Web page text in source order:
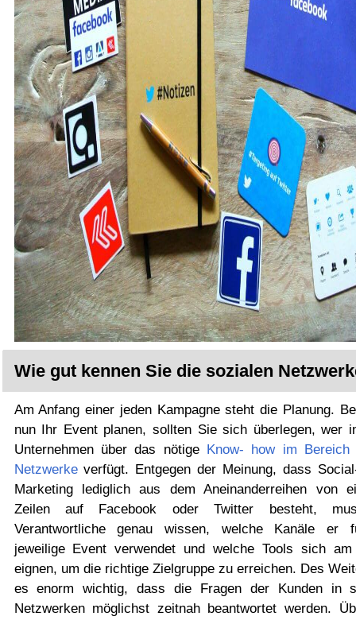
Wie gut kennen Sie die sozialen
Am Anfang einer jeden Kampagne steht die Planung.
nun Ihr Event planen, sollten Sie sich überlegen, wer
Unternehmen über das nötige Know- how im Bereich
Netzwerkeverfügt. Entgegen der Meinung, dass
Marketing lediglich aus dem Aneinanderreihen von
Zeilen auf Facebook oder Twitter besteht,
Verantwortliche genau wissen, welche Kanäle er
jeweilige Event verwendet und welche Tools sich am
eignen, um die richtige Zielgruppe zu erreichen. Des
es enorm wichtig, dass die Fragen der Kunden in
Netzwerken möglichst zeitnah beantwortet werden.